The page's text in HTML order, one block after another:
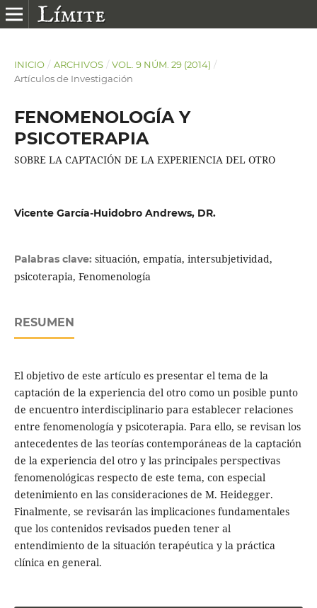
INICIO / ARCHIVOS / VOL. 9 NÚM. 29 (2014) /
Artículos de Investigación
FENOMENOLOGÍA Y
PSICOTERAPIA
SOBRE LA CAPTACIÓN DE LA EXPERIENCIA DEL OTRO
Vicente García-Huidobro Andrews, DR.
Palabras clave: situación, empatía, intersubjetividad,
psicoterapia, Fenomenología
RESUMEN
El objetivo de este artículo es presentar el tema de la
captación de la experiencia del otro como un posible punto
de encuentro interdisciplinario para establecer relaciones
entre fenomenología y psicoterapia. Para ello, se revisan los
antecedentes de las teorías contemporáneas de la captación
de la experiencia del otro y las principales perspectivas
fenomenológicas respecto de este tema, con especial
detenimiento en las consideraciones de M. Heidegger.
Finalmente, se revisarán las implicaciones fundamentales
que los contenidos revisados pueden tener al
entendimiento de la situación terapéutica y la práctica
clínica en general.